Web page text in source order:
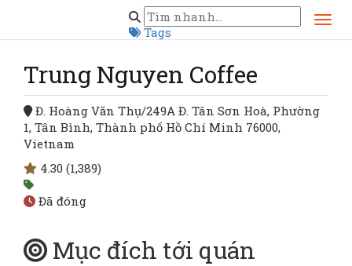
Tags
Hồ Chí Minh
Trung Nguyen Coffee
Trung Nguyen Coffee
Đ. Hoàng Văn Thụ/249A Đ. Tân Sơn Hoà, Phường
1, Tân Bình, Thành phố Hồ Chí Minh 76000,
Vietnam
4.30 (1,389)
Đã đóng
Mục đích tới quán